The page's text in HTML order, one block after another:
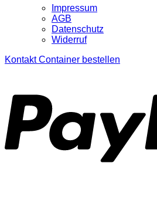
Impressum
AGB
Datenschutz
Widerruf
Kontakt Container bestellen